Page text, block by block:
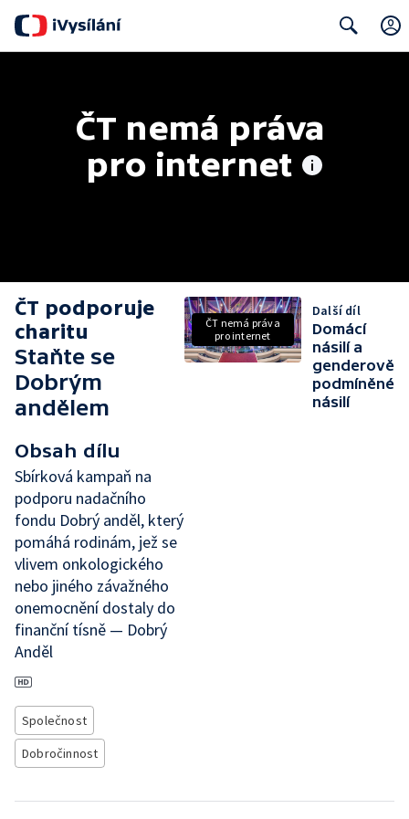
ČT nemá práva
pro internet
ČT podporuje
charitu
Staňte se
Dobrým
andělem
Obsah dílu
Sbírková kampaň na
podporu nadačního
fondu Dobrý anděl, který
pomáhá rodinám, jež se
vlivem onkologického
nebo jiného závažného
onemocnění dostaly do
finanční tísně — Dobrý
Anděl
Společnost
Dobročinnost
ČT nemá práva
pro internet
Další díl
Domácí
násilí a
genderově
podmíněné
násilí